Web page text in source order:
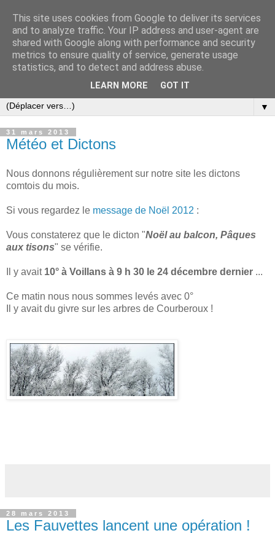
▼
31 mars 2013
Météo et Dictons
Nous donnons régulièrement sur notre site les dictons
comtois du mois.
Si vous regardez le message de Noël 2012 :
Vous constaterez que le dicton "Noël au balcon, Pâques
aux tisons" se vérifie.
Il y avait 10° à Voillans à 9 h 30 le 24 décembre dernier ...
Ce matin nous nous sommes levés avec 0°
Il y avait du givre sur les arbres de Courberoux !
28 mars 2013
Les Fauvettes lancent une opération !
This site uses cookies from Google to deliver its services
and to analyze traffic. Your IP address and user-agent are
shared with Google along with performance and security
metrics to ensure quality of service, generate usage
statistics, and to detect and address abuse.
LEARN MORE GOT IT